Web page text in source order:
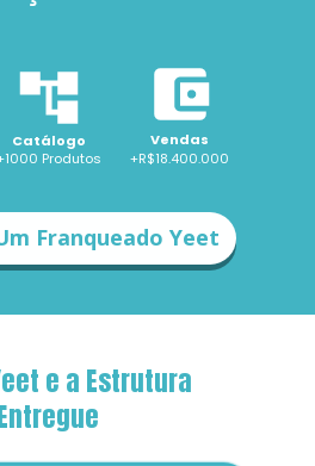
Catálogo
Vendas
+R$18.400.000
Produtos
Franqueado Yeet
e a Estrutura